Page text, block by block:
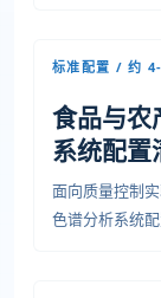
标准配置 / 约
食品与农
系统配置
面向质量控制
色谱分析系统